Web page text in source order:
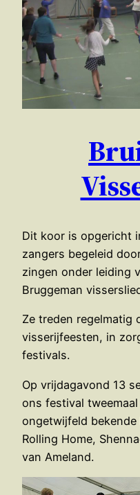
Dit koor is opgericht
zangers begeleid
zingen onder leiding
Bruggeman
Ze treden regelmatig
visserijfeesten, in
festivals.
Op vrijdagavond 13
ons festival tweemaal
ongetwijfeld
Rolling Home,
van Ameland.